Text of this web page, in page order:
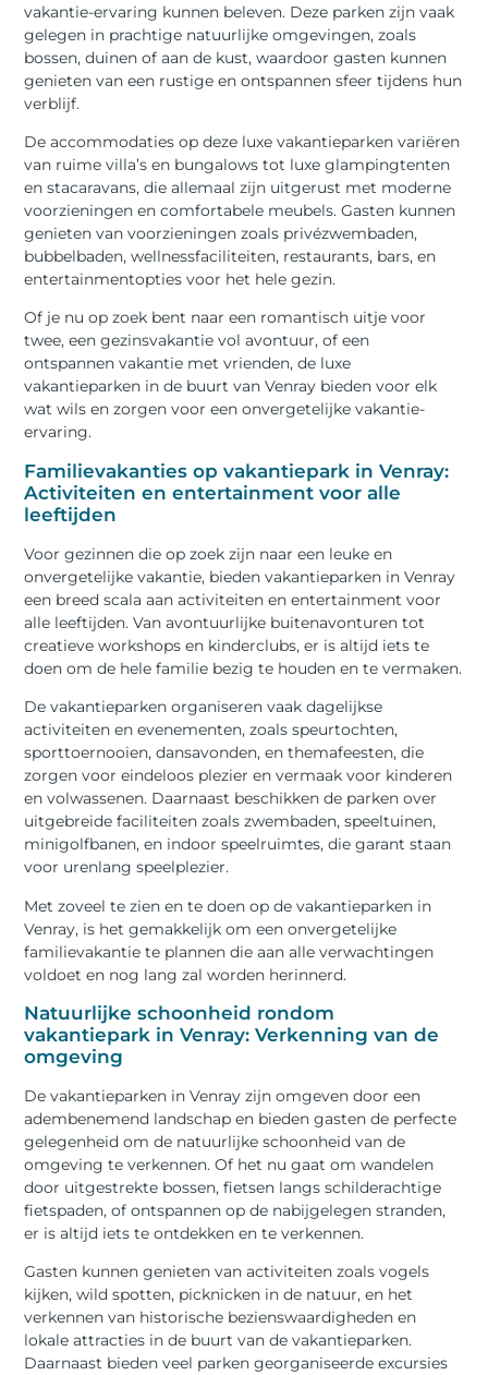
vakantie-ervaring kunnen beleven. Deze parken zijn vaak
gelegen in prachtige natuurlijke omgevingen, zoals
bossen, duinen of aan de kust, waardoor gasten kunnen
genieten van een rustige en ontspannen sfeer tijdens hun
verblijf.
De accommodaties op deze luxe vakantieparken variëren
van ruime villa’s en bungalows tot luxe glampingtenten
en stacaravans, die allemaal zijn uitgerust met moderne
voorzieningen en comfortabele meubels. Gasten kunnen
genieten van voorzieningen zoals privézwembaden,
bubbelbaden, wellnessfaciliteiten, restaurants, bars, en
entertainmentopties voor het hele gezin.
Of je nu op zoek bent naar een romantisch uitje voor
twee, een gezinsvakantie vol avontuur, of een
ontspannen vakantie met vrienden, de luxe
vakantieparken in de buurt van Venray bieden voor elk
wat wils en zorgen voor een onvergetelijke vakantie-
ervaring.
Familievakanties op vakantiepark in Venray:
Activiteiten en entertainment voor alle
leeftijden
Voor gezinnen die op zoek zijn naar een leuke en
onvergetelijke vakantie, bieden vakantieparken in Venray
een breed scala aan activiteiten en entertainment voor
alle leeftijden. Van avontuurlijke buitenavonturen tot
creatieve workshops en kinderclubs, er is altijd iets te
doen om de hele familie bezig te houden en te vermaken.
De vakantieparken organiseren vaak dagelijkse
activiteiten en evenementen, zoals speurtochten,
sporttoernooien, dansavonden, en themafeesten, die
zorgen voor eindeloos plezier en vermaak voor kinderen
en volwassenen. Daarnaast beschikken de parken over
uitgebreide faciliteiten zoals zwembaden, speeltuinen,
minigolfbanen, en indoor speelruimtes, die garant staan
voor urenlang speelplezier.
Met zoveel te zien en te doen op de vakantieparken in
Venray, is het gemakkelijk om een onvergetelijke
familievakantie te plannen die aan alle verwachtingen
voldoet en nog lang zal worden herinnerd.
Natuurlijke schoonheid rondom
vakantiepark in Venray: Verkenning van de
omgeving
De vakantieparken in Venray zijn omgeven door een
adembenemend landschap en bieden gasten de perfecte
gelegenheid om de natuurlijke schoonheid van de
omgeving te verkennen. Of het nu gaat om wandelen
door uitgestrekte bossen, fietsen langs schilderachtige
fietspaden, of ontspannen op de nabijgelegen stranden,
er is altijd iets te ontdekken en te verkennen.
Gasten kunnen genieten van activiteiten zoals vogels
kijken, wild spotten, picknicken in de natuur, en het
verkennen van historische bezienswaardigheden en
lokale attracties in de buurt van de vakantieparken.
Daarnaast bieden veel parken georganiseerde excursies